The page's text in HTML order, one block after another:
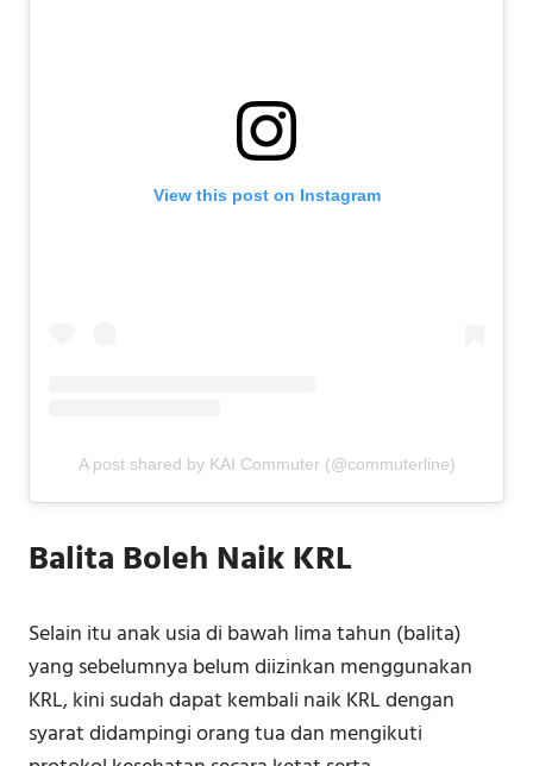
View this post on Instagram
A post shared by KAI Commuter (@commuterline)
Balita Boleh Naik KRL
Selain itu anak usia di bawah lima tahun (balita)
yang sebelumnya belum diizinkan menggunakan
KRL, kini sudah dapat kembali naik KRL dengan
syarat didampingi orang tua dan mengikuti